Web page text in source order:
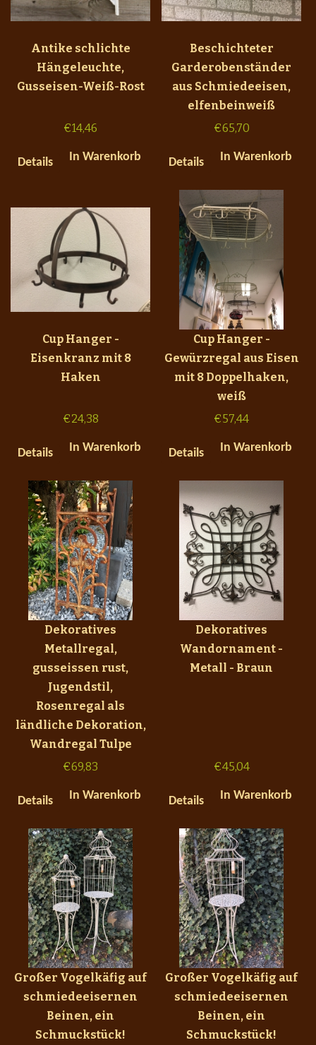
Antike schlichte
Hängeleuchte,
Gusseisen-Weiß-Rost
€14,46
Details In Warenkorb
Beschichteter
Garderobenständer
aus Schmiedeeisen,
elfenbeinweiß
€65,70
Details In Warenkorb
Cup Hanger -
Eisenkranz mit 8
Haken
€24,38
Details In Warenkorb
Cup Hanger -
Gewürzregal aus Eisen
mit 8 Doppelhaken,
weiß
€57,44
Details In Warenkorb
Dekoratives
Metallregal,
gusseissen rust,
Jugendstil,
Rosenregal als
ländliche Dekoration,
Wandregal Tulpe
€69,83
Details In Warenkorb
Dekoratives
Wandornament -
Metall - Braun
€45,04
Details In Warenkorb
Großer Vogelkäfig auf
schmiedeeisernen
Beinen, ein
Schmuckstück!
Großer Vogelkäfig auf
schmiedeeisernen
Beinen, ein
Schmuckstück!